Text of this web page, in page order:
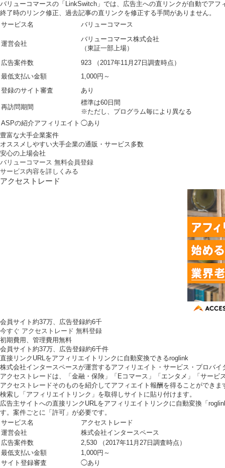
バリューコマースの「LinkSwitch」では、広告主への直リンクが自動でア
終了時のリンク修正、過去記事の直リンクを修正する手間がありません。
サービス名
バリューコマース
運営会社
バリューコマース株式会社
（東証一部上場）
広告案件数
923 （2017年11月27日調査時点）
最低支払い金額
1,000円～
登録のサイト審査
あり
再訪問期間
標準は60日間
※ただし、プログラム毎により異なる
ASPの紹介アフィリエイト ◯あり
豊富な大手企業案件
オススメしやすい大手企業の通販・サービス多数
安心の上場会社
バリューコマース 無料会員登録
サービス内容を詳しくみる
アクセストレード
会員サイト約37万、広告登録約6千
今すぐ アクセストレード 無料登録
初期費用、管理費用無料
会員サイト約37万、広告登録約6千件
直接リンクURLをアフィリエイトリンクに自動変換できるroglink
株式会社インタースペースが運営するアフィリエイト・サービス・プロバ
アクセストレードは、「金融・保険」「Eコマース」「エンタメ」「サービ
アクセストレードそのものを紹介してアフィエイト報酬を得ることができ
検索し「アフィリエイトリンク」を取得しサイトに貼り付けます。
広告主サイトへの直接リンクURLをアフィリエイトリンクに自動変換「
す。案件ごとに「許可」が必要です。
サービス名
アクセストレード
運営会社
株式会社インタースペース
広告案件数
2,530 （2017年11月27日調査時点）
最低支払い金額
1,000円～
サイト登録審査
◯あり